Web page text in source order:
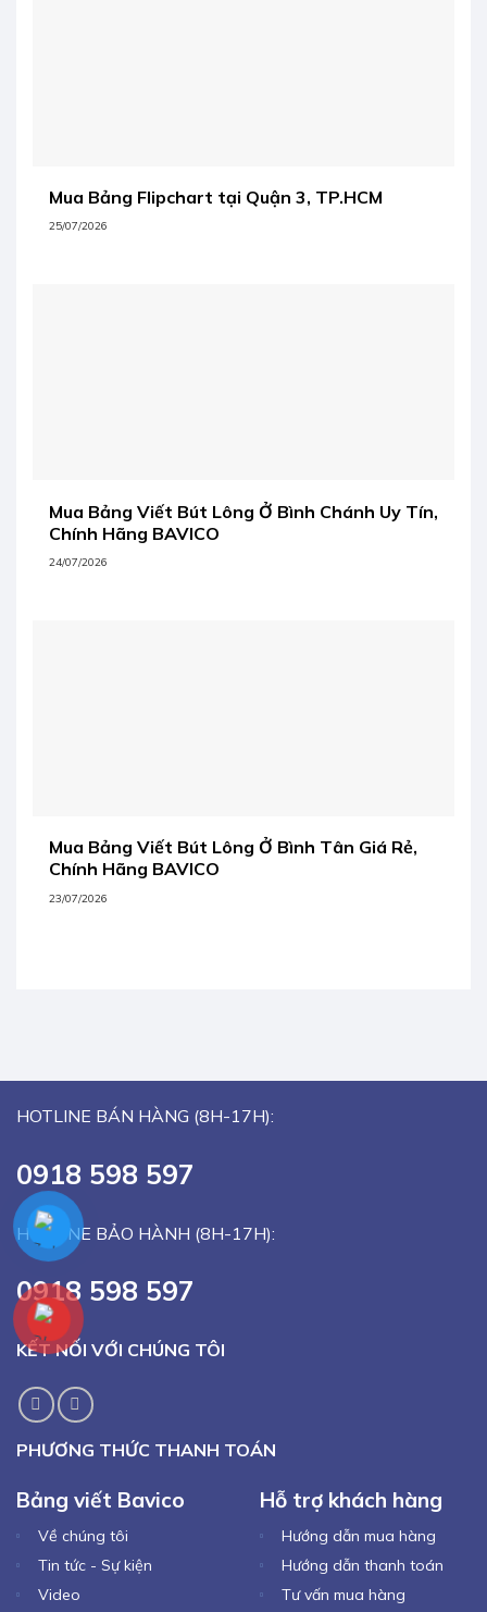
Mua Bảng Flipchart tại Quận 3, TP.HCM
25/07/2026
Mua Bảng Viết Bút Lông Ở Bình Chánh Uy Tín,
Chính Hãng BAVICO
24/07/2026
Mua Bảng Viết Bút Lông Ở Bình Tân Giá Rẻ,
Chính Hãng BAVICO
23/07/2026
HOTLINE BÁN HÀNG (8H-17H):
0918 598 597
HOTLINE BẢO HÀNH (8H-17H):
0918 598 597
KẾT NỐI VỚI CHÚNG TÔI
PHƯƠNG THỨC THANH TOÁN
Bảng viết Bavico
Về chúng tôi
Tin tức - Sự kiện
Video
Hỗ trợ khách hàng
Hướng dẫn mua hàng
Hướng dẫn thanh toán
Tư vấn mua hàng